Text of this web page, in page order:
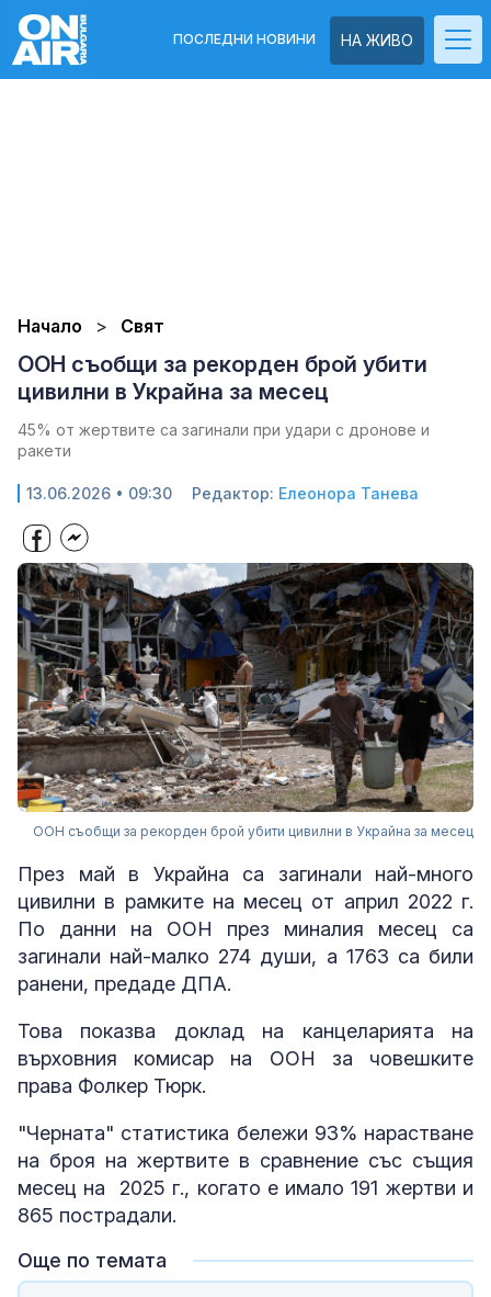
НА ЖИВО
ПОСЛЕДНИ НОВИНИ
Начало Свят
ООН съобщи за рекорден брой убити
цивилни в Украйна за месец
45% от жертвите са загинали при удари с дронове и
ракети
13.06.2026 • 09:30 Редактор: Елеонора Танева
ООН съобщи за рекорден брой убити цивилни в Украйна за месец
През май в Украйна са загинали най-много
цивилни в рамките на месец от април 2022 г.
По данни на ООН през миналия месец са
загинали най-малко 274 души, а 1763 са били
ранени, предаде ДПА.
Това показва доклад на канцеларията на
върховния комисар на ООН за човешките
права Фолкер Тюрк.
"Черната" статистика бележи 93% нарастване
на броя на жертвите в сравнение със същия
месец на 2025 г., когато е имало 191 жертви и
865 пострадали.
Още по темата